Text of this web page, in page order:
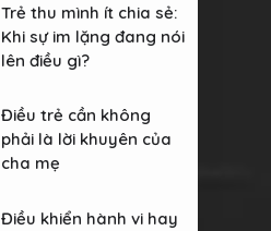
Trẻ thu mình ít chia sẻ:
Khi sự im lặng đang nói
lên điều gì?
Điều trẻ cần không
phải là lời khuyên của
cha mẹ
Điều khiển hành vi hay